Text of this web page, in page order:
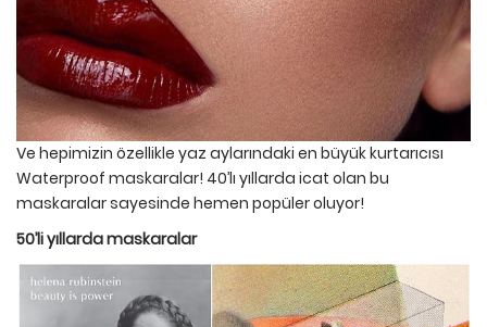
Ve hepimizin özellikle yaz aylarındaki en büyük kurtarıcısı
Waterproof maskaralar! 40’lı yıllarda icat olan bu
maskaralar sayesinde hemen popüler oluyor!
50’li yıllarda maskaralar